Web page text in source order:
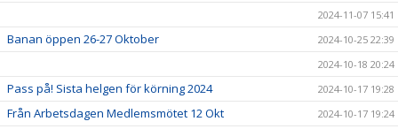
2024-11-07 15:41
Banan öppen 26-27 Oktober
2024-10-25 22:39
2024-10-18 20:24
Pass på! Sista helgen för körning 2024 2024-10-17 19:28
Från Arbetsdagen Medlemsmötet 12 Okt 2024-10-17 19:24